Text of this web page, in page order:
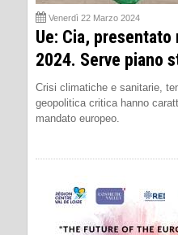
Venerdì 22 Marzo 2024
Ue: Cia,
2024. Serve piano
Crisi climatiche e sanitarie,
geopolitica critica hanno
mandato europeo.